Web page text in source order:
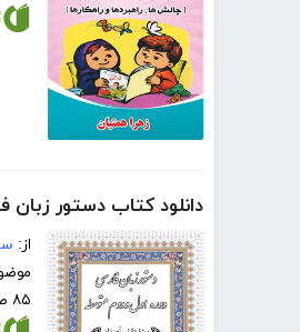
دانلود کتاب دستور زبان
از:
۸۵ صفحه